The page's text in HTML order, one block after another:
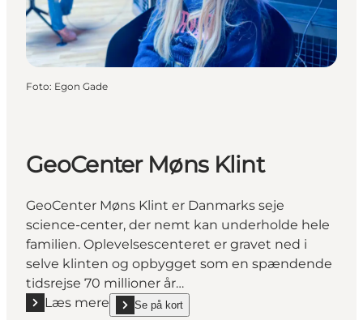
Foto: Egon Gade
GeoCenter Møns Klint
GeoCenter Møns Klint er Danmarks seje
science-center, der nemt kan underholde hele
familien. Oplevelsescenteret er gravet ned i
selve klinten og opbygget som en spændende
tidsrejse 70 millioner år…
Læs mere
Læs mere "GeoCenter Møns Klint"
Se på kort
show GeoCenter Møns Klint on_map